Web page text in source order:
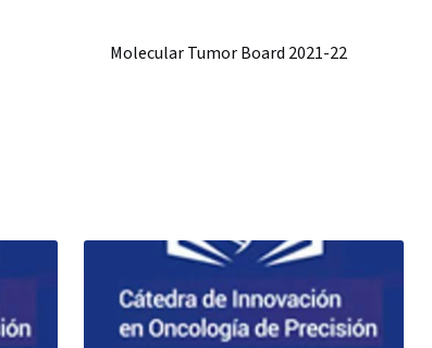
Molecular Tumor Board 2021-22